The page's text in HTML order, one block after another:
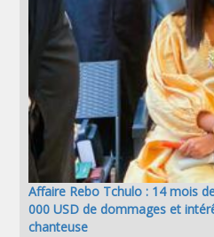
Affaire Rebo Tchulo : 14 mois
000 USD de dommages et
chanteuse